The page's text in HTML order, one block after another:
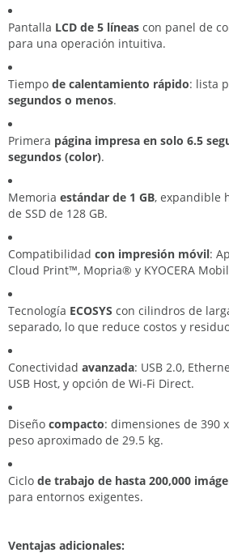
Pantalla LCD de 5 líneas con panel de
para una operación intuitiva.
Tiempo de calentamiento rápido: lista
segundos o menos.
Primera página impresa en solo 6.5
segundos (color).
Memoria estándar de 1 GB, expandible
de SSD de 128 GB.
Compatibilidad con impresión móvil:
Cloud Print™, Mopria® y KYOCERA
Tecnología ECOSYS con cilindros de
separado, lo que reduce costos y
Conectividad avanzada: USB 2.0,
USB Host, y opción de Wi-Fi Direct.
Diseño compacto: dimensiones de 390
peso aproximado de 29.5 kg.
Ciclo de trabajo de hasta 200,000
para entornos exigentes.
Ventajas adicionales: